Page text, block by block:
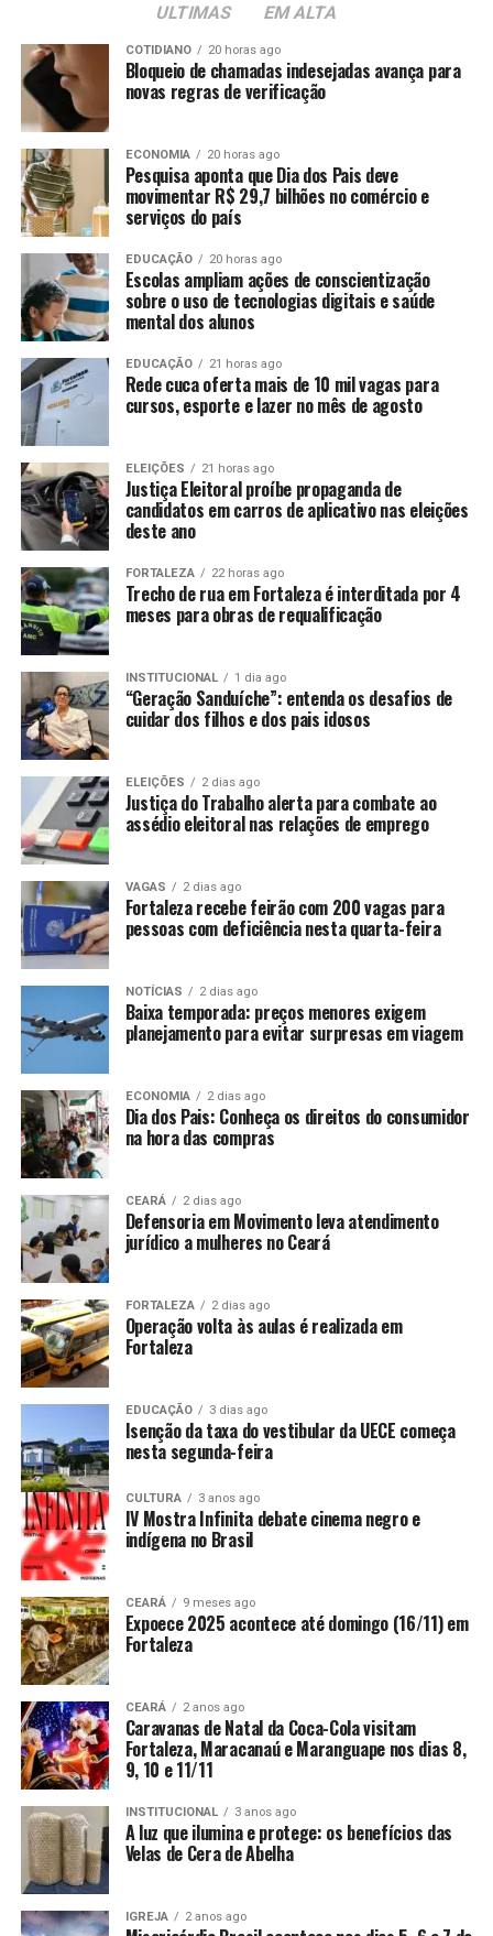
ULTIMAS EM ALTA
COTIDIANO 20 horas ago
Bloqueio de chamadas indesejadas avança para
novas regras de verificação
ECONOMIA 20 horas ago
Pesquisa aponta que Dia dos Pais deve
movimentar R$ 29,7 bilhões no comércio e
serviços do país
EDUCAÇÃO 20 horas ago
Escolas ampliam ações de conscientização
sobre o uso de tecnologias digitais e saúde
mental dos alunos
EDUCAÇÃO 21 horas ago
Rede cuca oferta mais de 10 mil vagas para
cursos, esporte e lazer no mês de agosto
ELEIÇÕES 21 horas ago
Justiça Eleitoral proíbe propaganda de
candidatos em carros de aplicativo nas eleições
deste ano
FORTALEZA 22 horas ago
Trecho de rua em Fortaleza é interditada por 4
meses para obras de requalificação
INSTITUCIONAL 1 dia ago
“Geração Sanduíche”: entenda os desafios de
cuidar dos filhos e dos pais idosos
ELEIÇÕES 2 dias ago
Justiça do Trabalho alerta para combate ao
assédio eleitoral nas relações de emprego
VAGAS 2 dias ago
Fortaleza recebe feirão com 200 vagas para
pessoas com deficiência nesta quarta-feira
NOTÍCIAS 2 dias ago
Baixa temporada: preços menores exigem
planejamento para evitar surpresas em viagem
ECONOMIA 2 dias ago
Dia dos Pais: Conheça os direitos do consumidor
na hora das compras
CEARÁ 2 dias ago
Defensoria em Movimento leva atendimento
jurídico a mulheres no Ceará
FORTALEZA 2 dias ago
Operação volta às aulas é realizada em
Fortaleza
EDUCAÇÃO 3 dias ago
Isenção da taxa do vestibular da UECE começa
nesta segunda-feira
CULTURA 3 anos ago
IV Mostra Infinita debate cinema negro e
indígena no Brasil
CEARÁ 9 meses ago
Expoece 2025 acontece até domingo (16/11) em
Fortaleza
CEARÁ 2 anos ago
Caravanas de Natal da Coca-Cola visitam
Fortaleza, Maracanaú e Maranguape nos dias 8,
9, 10 e 11/11
INSTITUCIONAL 3 anos ago
A luz que ilumina e protege: os benefícios das
Velas de Cera de Abelha
IGREJA 2 anos ago